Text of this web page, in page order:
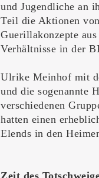
und Jugendliche an
Teil die Aktionen
Guerillakonzepte
Verhältnisse in der
Ulrike Meinhof mit
und die sogenannte
verschiedenen
hatten einen
Elends in den
Zeit des